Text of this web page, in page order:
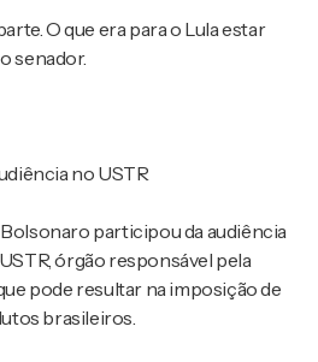
O que era para o Lula estar
senador.
no USTR
participou da audiência
órgão responsável pela
pode resultar na imposição de
brasileiros.